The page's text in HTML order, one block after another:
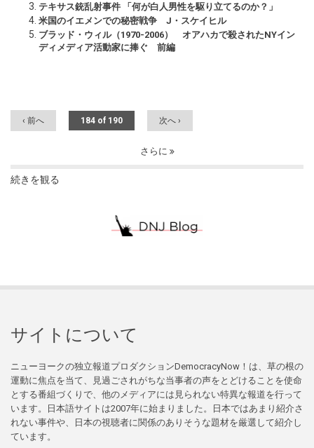
テキサス銃乱射事件 「何が白人男性を駆り立てるのか？」
米国のイエメンでの秘密戦争 J・スケイヒル
ブラッド・ウィル（1970-2006） オアハカで殺されたNYイン
ディメディア活動家に捧ぐ 前編
‹ 前へ 184 of 190 次へ ›
さらに
続きを観る
サイトについて
ニューヨークの独立報道プロダクションDemocracyNow！は、草の根の
運動に焦点を当て、見過ごされがちな当事者の声をとどけることを使命
とする番組づくりで、他のメディアには見られない特異な報道を行って
います。日本語サイトは2007年に始まりました。日本ではあまり紹介さ
れない事件や、日本の視聴者に関係のありそうな題材を厳選して紹介し
ています。